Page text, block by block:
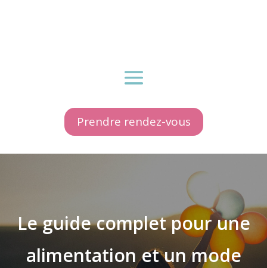
Prendre rendez-vous
Le guide complet pour une
alimentation et un mode